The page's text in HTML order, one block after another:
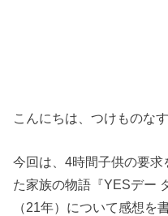
こんにちは、つけものなす
今回は、4時間子供の要
た家族の物語『YESデー
（21年）について感想を